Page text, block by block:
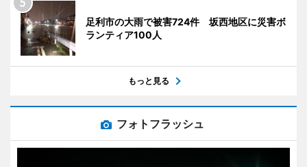
足利市の大雨で被害724件 坂西地区に災害ボ
ランティア100人
もっと見る
フォトフラッシュ